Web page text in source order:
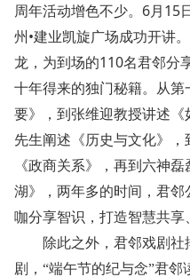
周年活动增色不少。 6月 15
州 •建业凯旋广场成功开讲。
龙，为到场的110名君邻分
十年得来的独门秘籍。从
要》，到张维迎教授讲述
先生阐述《历史与文化》
《政商关系》，再到六神
湖》，两年多的时间，君
咖分享智识，打造智慧共享
除此之外，君邻戏剧
剧，“端午节的纪与念”君